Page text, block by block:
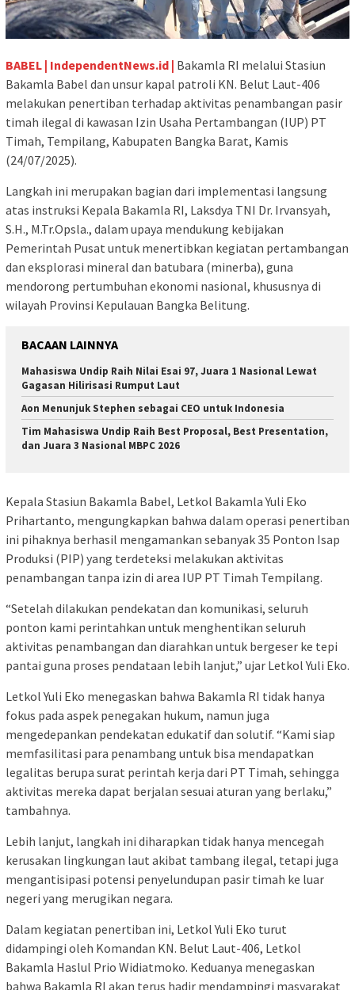
BABEL | IndependentNews.id | Bakamla RI melalui Stasiun
Bakamla Babel dan unsur kapal patroli KN. Belut Laut-406
melakukan penertiban terhadap aktivitas penambangan pasir
timah ilegal di kawasan Izin Usaha Pertambangan (IUP) PT
Timah, Tempilang, Kabupaten Bangka Barat, Kamis
(24/07/2025).
Langkah ini merupakan bagian dari implementasi langsung
atas instruksi Kepala Bakamla RI, Laksdya TNI Dr. Irvansyah,
S.H., M.Tr.Opsla., dalam upaya mendukung kebijakan
Pemerintah Pusat untuk menertibkan kegiatan pertambangan
dan eksplorasi mineral dan batubara (minerba), guna
mendorong pertumbuhan ekonomi nasional, khususnya di
wilayah Provinsi Kepulauan Bangka Belitung.
BACAAN LAINNYA
Mahasiswa Undip Raih Nilai Esai 97, Juara 1 Nasional Lewat
Gagasan Hilirisasi Rumput Laut
Aon Menunjuk Stephen sebagai CEO untuk Indonesia
Tim Mahasiswa Undip Raih Best Proposal, Best Presentation,
dan Juara 3 Nasional MBPC 2026
Kepala Stasiun Bakamla Babel, Letkol Bakamla Yuli Eko
Prihartanto, mengungkapkan bahwa dalam operasi penertiban
ini pihaknya berhasil mengamankan sebanyak 35 Ponton Isap
Produksi (PIP) yang terdeteksi melakukan aktivitas
penambangan tanpa izin di area IUP PT Timah Tempilang.
“Setelah dilakukan pendekatan dan komunikasi, seluruh
ponton kami perintahkan untuk menghentikan seluruh
aktivitas penambangan dan diarahkan untuk bergeser ke tepi
pantai guna proses pendataan lebih lanjut,” ujar Letkol Yuli Eko.
Letkol Yuli Eko menegaskan bahwa Bakamla RI tidak hanya
fokus pada aspek penegakan hukum, namun juga
mengedepankan pendekatan edukatif dan solutif. “Kami siap
memfasilitasi para penambang untuk bisa mendapatkan
legalitas berupa surat perintah kerja dari PT Timah, sehingga
aktivitas mereka dapat berjalan sesuai aturan yang berlaku,”
tambahnya.
Lebih lanjut, langkah ini diharapkan tidak hanya mencegah
kerusakan lingkungan laut akibat tambang ilegal, tetapi juga
mengantisipasi potensi penyelundupan pasir timah ke luar
negeri yang merugikan negara.
Dalam kegiatan penertiban ini, Letkol Yuli Eko turut
didampingi oleh Komandan KN. Belut Laut-406, Letkol
Bakamla Haslul Prio Widiatmoko. Keduanya menegaskan
bahwa Bakamla RI akan terus hadir mendampingi masyarakat